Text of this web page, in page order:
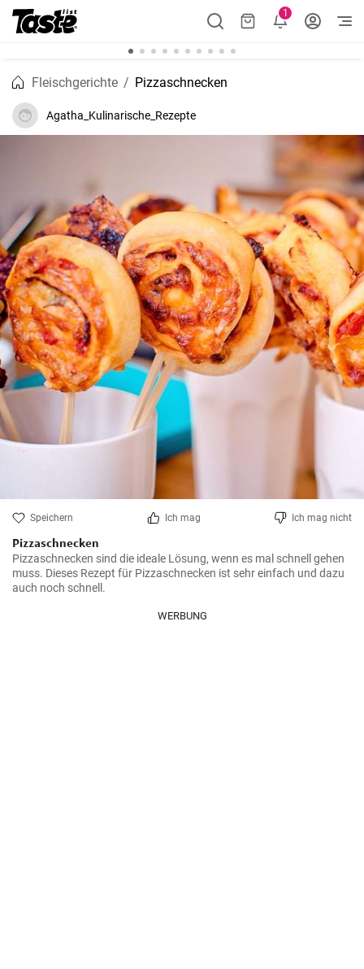
1
Fleischgerichte Pizzaschnecken
Agatha_Kulinarische_Rezepte
Speichern Ich mag Ich mag nicht
Pizzaschnecken
Pizzaschnecken sind die ideale Lösung, wenn es mal schnell gehen
muss. Dieses Rezept für Pizzaschnecken ist sehr einfach und dazu
auch noch schnell.
WERBUNG